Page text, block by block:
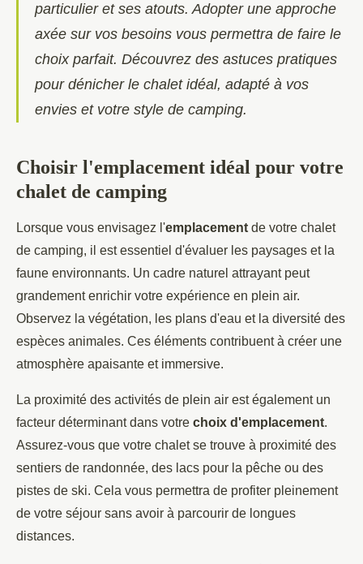
particulier et ses atouts. Adopter une approche
axée sur vos besoins vous permettra de faire le
choix parfait. Découvrez des astuces pratiques
pour dénicher le chalet idéal, adapté à vos
envies et votre style de camping.
Choisir l'emplacement idéal pour votre
chalet de camping
Lorsque vous envisagez l'emplacement de votre chalet
de camping, il est essentiel d'évaluer les paysages et la
faune environnants. Un cadre naturel attrayant peut
grandement enrichir votre expérience en plein air.
Observez la végétation, les plans d'eau et la diversité des
espèces animales. Ces éléments contribuent à créer une
atmosphère apaisante et immersive.
La proximité des activités de plein air est également un
facteur déterminant dans votre choix d'emplacement.
Assurez-vous que votre chalet se trouve à proximité des
sentiers de randonnée, des lacs pour la pêche ou des
pistes de ski. Cela vous permettra de profiter pleinement
de votre séjour sans avoir à parcourir de longues
distances.